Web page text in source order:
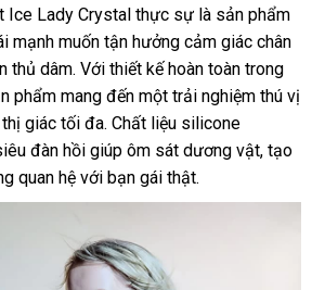
Ice Lady Crystal thực sự là sản phẩm
mạnh muốn tận hưởng cảm giác chân
thủ dâm. Với thiết kế hoàn toàn trong
phẩm mang đến một trải nghiệm thú vị
giác tối đa. Chất liệu silicone
đàn hồi giúp ôm sát dương vật, tạo
quan hệ với bạn gái thật.